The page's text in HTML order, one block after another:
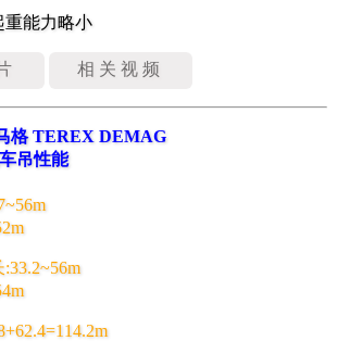
重能力略小
相关视频
格 TEREX DEMAG
吊性能